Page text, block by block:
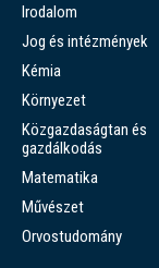
Irodalom
Jog és intézmények
Kémia
Környezet
Közgazdaságtan és
gazdálkodás
Matematika
Művészet
Orvostudomány